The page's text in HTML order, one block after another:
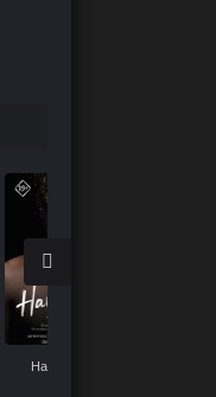
Наследие